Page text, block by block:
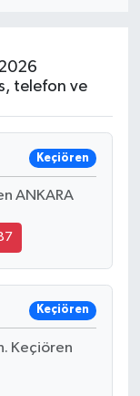
telefon ve
Keçiören
ANKARA
Keçiören
Keçiören